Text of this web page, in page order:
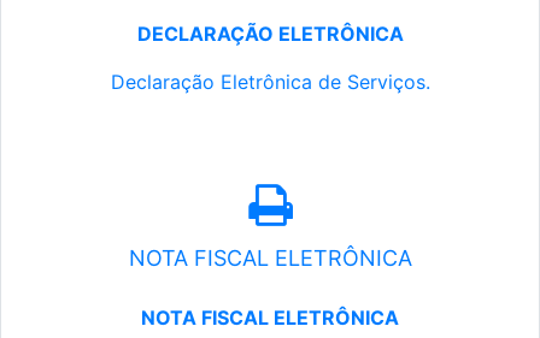
DECLARAÇÃO ELETRÔNICA
Declaração Eletrônica de Serviços.
NOTA FISCAL ELETRÔNICA
NOTA FISCAL ELETRÔNICA